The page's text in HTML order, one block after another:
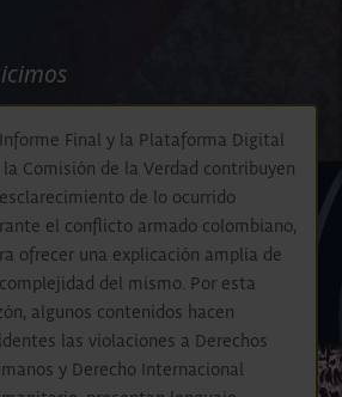
Final y la Plataforma Digital
la Comisión de la Verdad contribuyen
de lo ocurrido
el conflicto armado colombiano,
ofrecer una explicación amplia de
del mismo. Por esta
algunos contenidos hacen
las violaciones a Derechos
y Derecho Internacional